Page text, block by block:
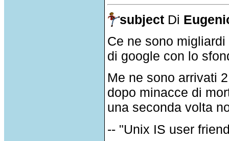
subject Di
Ce ne sono
di google con lo
Me ne sono arrivati
dopo minacce di
una seconda volta
-- "Unix IS user